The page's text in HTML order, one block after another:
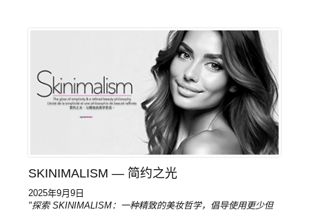
SKINIMALISM — 简约之光
2025年9月9日
"探索 SKINIMALISM：一种精致的美妆哲学，倡导使用更少但